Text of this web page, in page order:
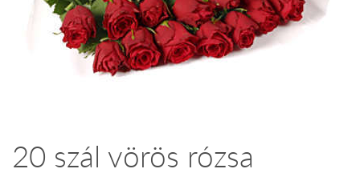
20 szál vörös rózsa